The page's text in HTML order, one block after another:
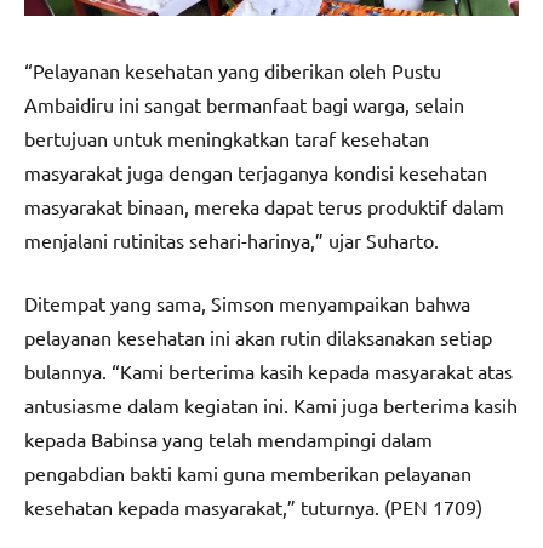
“Pelayanan kesehatan yang diberikan oleh Pustu
Ambaidiru ini sangat bermanfaat bagi warga, selain
bertujuan untuk meningkatkan taraf kesehatan
masyarakat juga dengan terjaganya kondisi kesehatan
masyarakat binaan, mereka dapat terus produktif dalam
menjalani rutinitas sehari-harinya,” ujar Suharto.
Ditempat yang sama, Simson menyampaikan bahwa
pelayanan kesehatan ini akan rutin dilaksanakan setiap
bulannya. “Kami berterima kasih kepada masyarakat atas
antusiasme dalam kegiatan ini. Kami juga berterima kasih
kepada Babinsa yang telah mendampingi dalam
pengabdian bakti kami guna memberikan pelayanan
kesehatan kepada masyarakat,” tuturnya. (PEN 1709)